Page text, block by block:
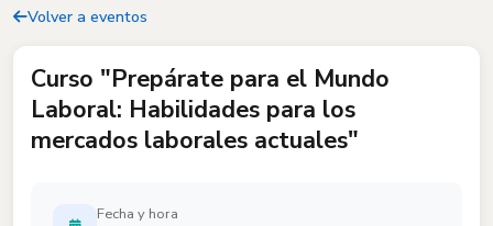
Volver a eventos
Curso "Prepárate para el Mundo
Laboral: Habilidades para los
mercados laborales actuales"
Fecha y hora